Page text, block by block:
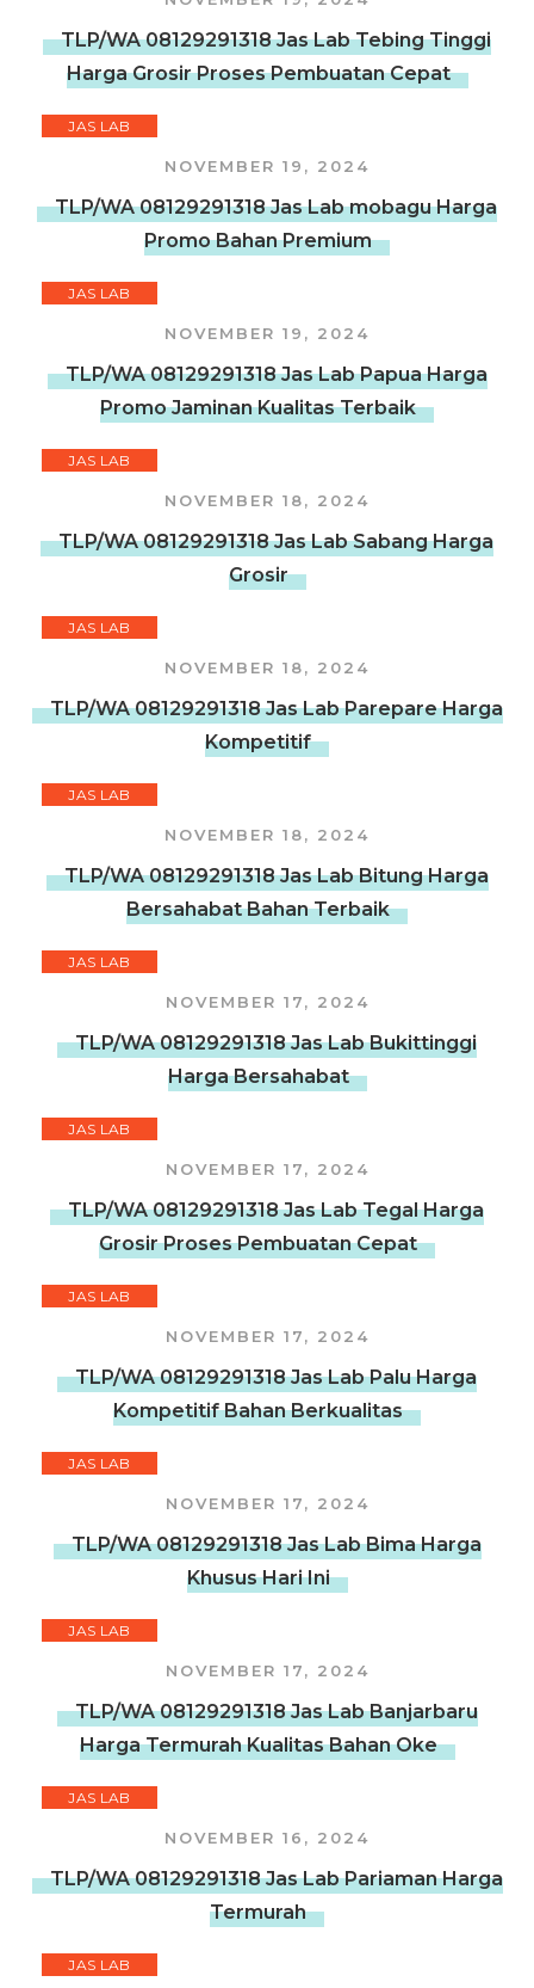
TLP/WA 08129291318 Jas Lab Tebing Tinggi
Harga Grosir Proses Pembuatan Cepat
JAS LAB
NOVEMBER 19, 2024
TLP/WA 08129291318 Jas Lab mobagu Harga
Promo Bahan Premium
JAS LAB
NOVEMBER 19, 2024
TLP/WA 08129291318 Jas Lab Papua Harga
Promo Jaminan Kualitas Terbaik
JAS LAB
NOVEMBER 18, 2024
TLP/WA 08129291318 Jas Lab Sabang Harga
Grosir
JAS LAB
NOVEMBER 18, 2024
TLP/WA 08129291318 Jas Lab Parepare Harga
Kompetitif
JAS LAB
NOVEMBER 18, 2024
TLP/WA 08129291318 Jas Lab Bitung Harga
Bersahabat Bahan Terbaik
JAS LAB
NOVEMBER 17, 2024
TLP/WA 08129291318 Jas Lab Bukittinggi
Harga Bersahabat
JAS LAB
NOVEMBER 17, 2024
TLP/WA 08129291318 Jas Lab Tegal Harga
Grosir Proses Pembuatan Cepat
JAS LAB
NOVEMBER 17, 2024
TLP/WA 08129291318 Jas Lab Palu Harga
Kompetitif Bahan Berkualitas
JAS LAB
NOVEMBER 17, 2024
TLP/WA 08129291318 Jas Lab Bima Harga
Khusus Hari Ini
JAS LAB
NOVEMBER 17, 2024
TLP/WA 08129291318 Jas Lab Banjarbaru
Harga Termurah Kualitas Bahan Oke
JAS LAB
NOVEMBER 16, 2024
TLP/WA 08129291318 Jas Lab Pariaman Harga
Termurah
JAS LAB